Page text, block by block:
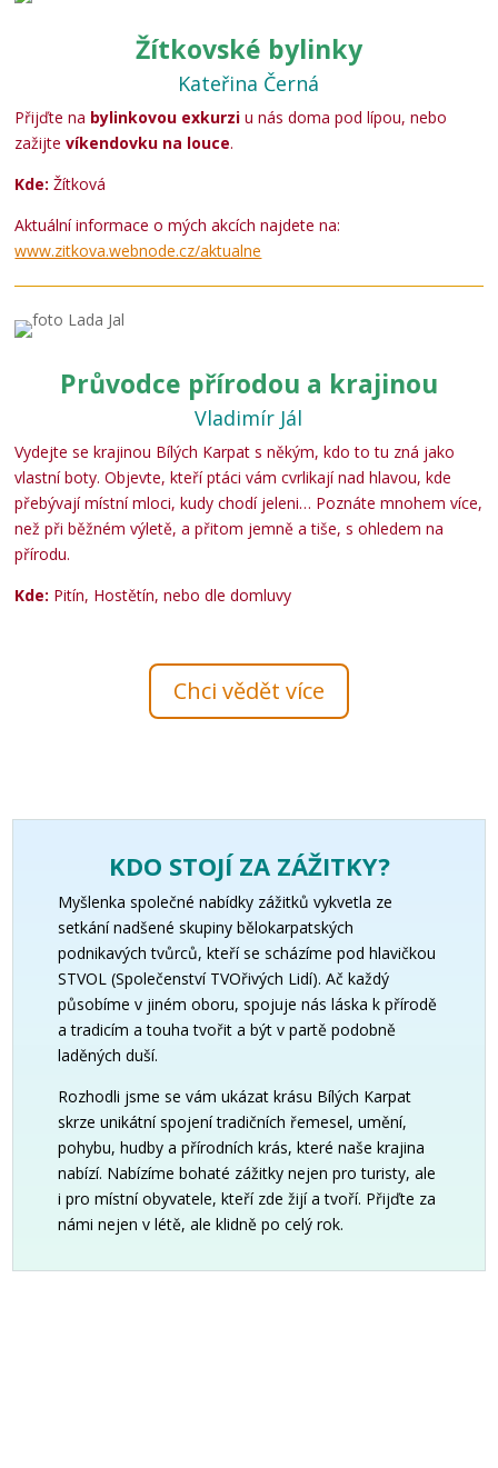
Žítkovské bylinky
Kateřina Černá
Přijďte na bylinkovou exkurzi u nás doma pod lípou, nebo
zažijtevíkendovku na louce.
Kde: Žítková
Aktuální informace o mých akcích najdete na:
www.zitkova.webnode.cz/aktualne
Průvodce přírodou a krajinou
Vladimír Jál
Vydejte se krajinou Bílých Karpat s někým, kdo to tu zná jako
vlastní boty. Objevte, kteří ptáci vám cvrlikají nad hlavou, kde
přebývají místní mloci, kudy chodí jeleni… Poznáte mnohem více,
než při běžném výletě, a přitom jemně a tiše, s ohledem na
přírodu.
Kde: Pitín, Hostětín, nebo dle domluvy
Chci vědět více
KDO STOJÍ ZA ZÁŽITKY?
Myšlenka společné nabídky zážitků vykvetla ze
setkání nadšené skupiny bělokarpatských
podnikavých tvůrců, kteří se scházíme pod hlavičkou
STVOL (Společenství TVOřivých Lidí). Ač každý
působíme v jiném oboru, spojuje nás láska k přírodě
a tradicím a touha tvořit a být v partě podobně
laděných duší.
Rozhodli jsme se vám ukázat krásu Bílých Karpat
skrze unikátní spojení tradičních řemesel, umění,
pohybu, hudby a přírodních krás, které naše krajina
nabízí. Nabízíme bohaté zážitky nejen pro turisty, ale
i pro místní obyvatele, kteří zde žijí a tvoří. Přijďte za
námi nejen v létě, ale klidně po celý rok.